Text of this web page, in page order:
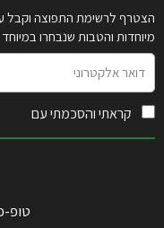
הצטרף לרשימת התפוצה וקבל
מיוחדות והטבות שנבחרו
אלקטרוני
קראתי והסכמתי עם
טופ-פארם